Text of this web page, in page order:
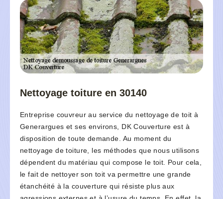
Nettoyage toiture en 30140
Entreprise couvreur au service du nettoyage de toit à
Generargues et ses environs, DK Couverture est à
disposition de toute demande. Au moment du
nettoyage de toiture, les méthodes que nous utilisons
dépendent du matériau qui compose le toit. Pour cela,
le fait de nettoyer son toit va permettre une grande
étanchéité à la couverture qui résiste plus aux